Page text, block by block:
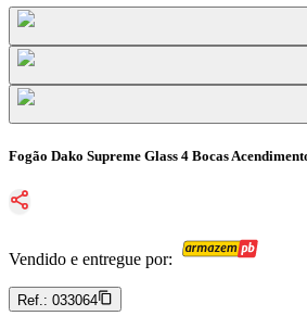
Fogão Dako Supreme Glass 4 Bocas
Vendido e entregue por:
Ref.: 033064